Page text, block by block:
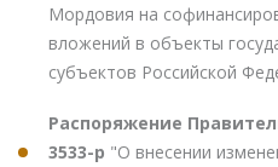
Мордовия на
вложений в объекты
субъектов Российской
Распоряжение
3533-р "О внесении